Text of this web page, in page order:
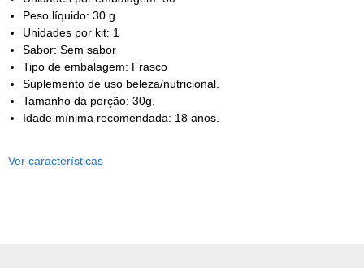
Peso líquido: 30 g
Unidades por kit: 1
Sabor: Sem sabor
Tipo de embalagem: Frasco
Suplemento de uso beleza/nutricional.
Tamanho da porção: 30g.
Idade mínima recomendada: 18 anos.
Ver características